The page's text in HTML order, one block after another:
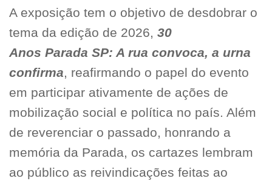
A exposição tem o objetivo de desdobrar o
tema da edição de 2026, 30
Anos Parada SP: A rua convoca, a urna
confirma, reafirmando o papel do evento
em participar ativamente de ações de
mobilização social e política no país. Além
de reverenciar o passado, honrando a
memória da Parada, os cartazes lembram
ao público as reivindicações feitas ao